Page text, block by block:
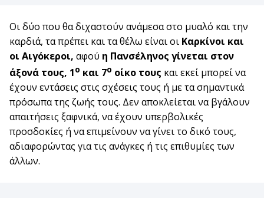
Οι δύο που θα διχαστούν ανάμεσα στο μυαλό και την
καρδιά, τα πρέπει και τα θέλω είναι οι Καρκίνοι και
οι Αιγόκεροι, αφού η Πανσέληνος γίνεται στον
άξονά τους, 1ο και 7ο οίκο τους και εκεί μπορεί να
έχουν εντάσεις στις σχέσεις τους ή με τα σημαντικά
πρόσωπα της ζωής τους. Δεν αποκλείεται να βγάλουν
απαιτήσεις ξαφνικά, να έχουν υπερβολικές
προσδοκίες ή να επιμείνουν να γίνει το δικό τους,
αδιαφορώντας για τις ανάγκες ή τις επιθυμίες των
άλλων.